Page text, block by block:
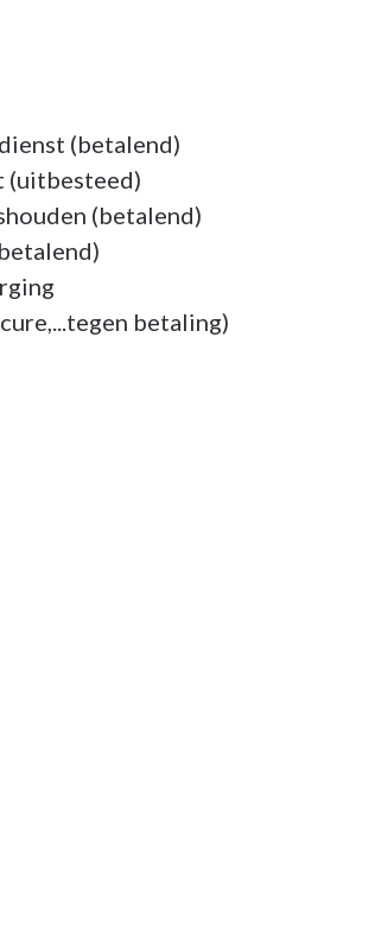
Dankzij die
willen we jullie, onze
vorm te geven aan
verloren gaat.
en bezoekers.
veiligheid,
Elien in hun
(betalend)
(uitbesteed)
(betalend)
betaling)